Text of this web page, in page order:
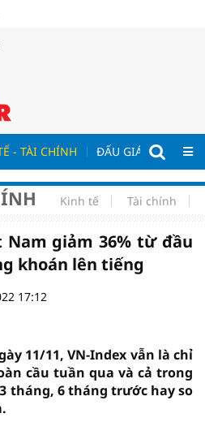
- TÀI CHÍNH ĐẤU GIÁ - ĐẤU
Kinh tế Tài chính
Nam giảm 36% từ đầu
khoán lên tiếng
17:12
11/11, VN-Index vẫn là chỉ
cầu tuần qua và cả trong
tháng, 6 tháng trước hay so